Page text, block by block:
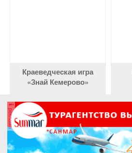
Краеведческая игра
«Знай Кемерово»
реклама